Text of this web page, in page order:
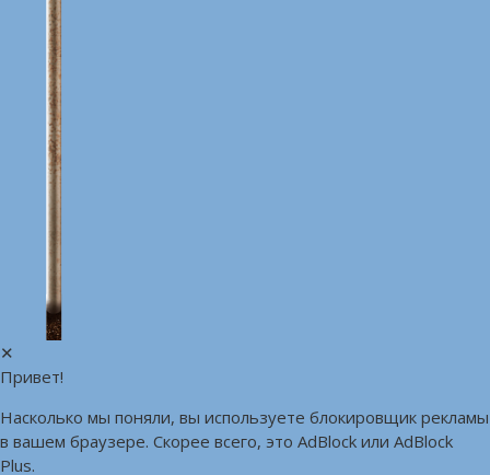
✕
Привет!
Насколько мы поняли, вы используете блокировщик рекламы
в вашем браузере. Скорее всего, это AdBlock или AdBlock
Plus.